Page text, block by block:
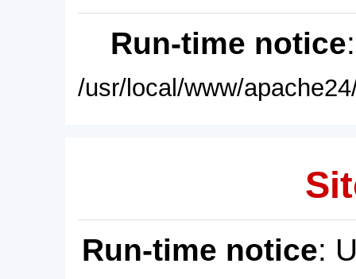
Run-time notice
/usr/local/www/
Run-time notice: